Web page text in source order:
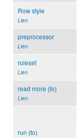
Row style
Lien
preprocessor
Lien
ruleset
Lien
read more (to)
Lien
run (to)